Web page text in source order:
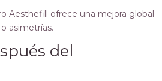
Aesthefill ofrece una mejora global
asimetrías.
del